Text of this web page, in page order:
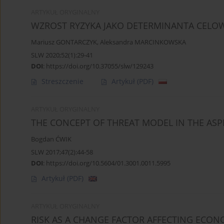
WZROST RYZYKA JAKO DETERMINANTA
Mariusz GONTARCZYK, Aleksandra MARCINKOWSKA
SLW 2020;52(1):29-41
DOI: https://doi.org/10.37055/slw/129243
Streszczenie Artykuł (PDF)
THE CONCEPT OF THREAT MODEL IN THE
Bogdan ĆWIK
SLW 2017;47(2):44-58
DOI: https://doi.org/10.5604/01.3001.0011.5995
Artykuł (PDF)
RISK AS A CHANGE FACTOR AFFECTING